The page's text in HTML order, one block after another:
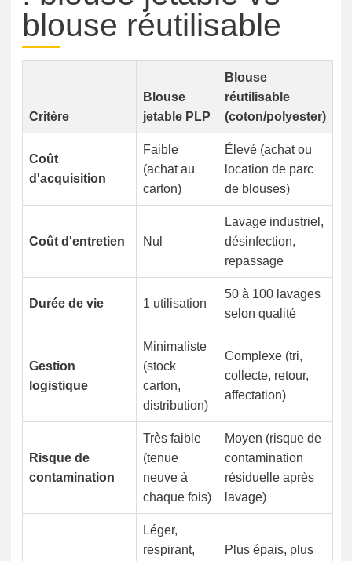
blouse réutilisable
Critère
Blouse
jetable PLP
Blouse
réutilisable
(coton/polyester)
Coût
d'acquisition
Faible
(achat au
carton)
Élevé (achat ou
location de parc
de blouses)
Coût d'entretien Nul
Lavage industriel,
désinfection,
repassage
Durée de vie 1 utilisation
50 à 100 lavages
selon qualité
Gestion
logistique
Minimaliste
(stock
carton,
distribution)
Complexe (tri,
collecte, retour,
affectation)
Risque de
contamination
Très faible
(tenue
neuve à
chaque fois)
Moyen (risque de
contamination
résiduelle après
lavage)
Léger,
respirant,
Plus épais, plus